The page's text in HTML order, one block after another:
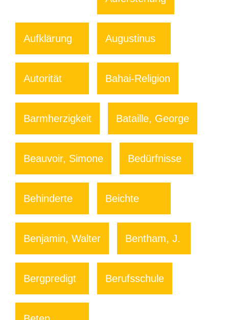
Aufklärung Augustinus
Autorität Bahai-Religion
Barmherzigkeit Bataille, George
Beauvoir, Simone Bedürfnisse
Behinderte Beichte
Benjamin, Walter Bentham, J.
Bergpredigt Berufsschule